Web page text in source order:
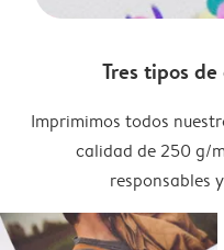
Tres tipos
Imprimimos todos
calidad de 250 g/
responsables